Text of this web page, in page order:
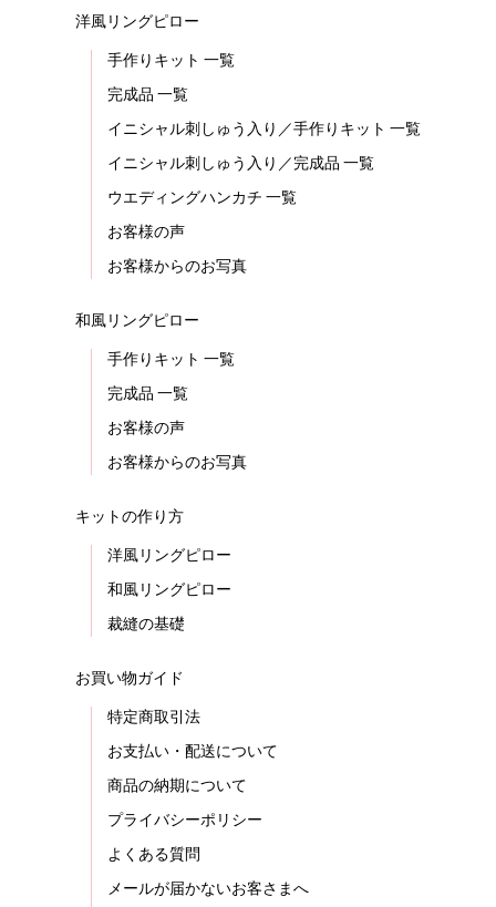
洋風リングピロー
手作りキット 一覧
完成品 一覧
イニシャル刺しゅう入り／手作りキット 一覧
イニシャル刺しゅう入り／完成品 一覧
ウエディングハンカチ 一覧
お客様の声
お客様からのお写真
和風リングピロー
手作りキット 一覧
完成品 一覧
お客様の声
お客様からのお写真
キットの作り方
洋風リングピロー
和風リングピロー
裁縫の基礎
お買い物ガイド
特定商取引法
お支払い・配送について
商品の納期について
プライバシーポリシー
よくある質問
メールが届かないお客さまへ